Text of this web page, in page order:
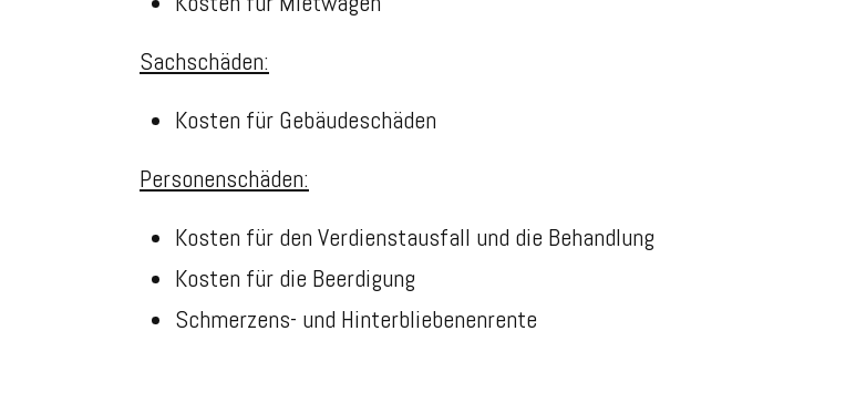
Sachschäden:
Kosten für Gebäudeschäden
Personenschäden:
Kosten für den Verdienstausfall und die Behandlung
Kosten für die Beerdigung
Schmerzens- und Hinterbliebenenrente